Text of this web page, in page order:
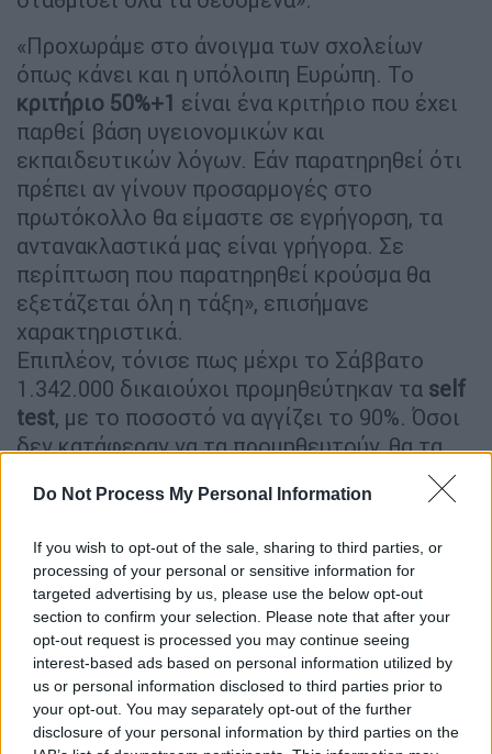
Do Not Process My Personal Information
If you wish to opt-out of the sale, sharing to third parties, or
processing of your personal or sensitive information for
targeted advertising by us, please use the below opt-out
section to confirm your selection. Please note that after your
opt-out request is processed you may continue seeing
interest-based ads based on personal information utilized by
us or personal information disclosed to third parties prior to
your opt-out. You may separately opt-out of the further
disclosure of your personal information by third parties on the
«Προχωράμε στο άνοιγμα των σχολείων
όπως κάνει και η υπόλοιπη Ευρώπη. Το
κριτήριο 50%+1 είναι ένα κριτήριο που έχει
παρθεί βάση υγειονομικών και
εκπαιδευτικών λόγων. Εάν παρατηρηθεί ότι
πρέπει αν γίνουν προσαρμογές στο
πρωτόκολλο θα είμαστε σε εγρήγορση, τα
αντανακλαστικά μας είναι γρήγορα. Σε
περίπτωση που παρατηρηθεί κρούσμα θα
εξετάζεται όλη η τάξη», επισήμανε
χαρακτηριστικά.
Επιπλέον, τόνισε πως μέχρι το Σάββατο
1.342.000 δικαιούχοι προμηθεύτηκαν τα self
test, με το ποσοστό να αγγίζει το 90%. Όσοι
δεν κατάφεραν να τα προμηθευτούν, θα τα
σχολείων.